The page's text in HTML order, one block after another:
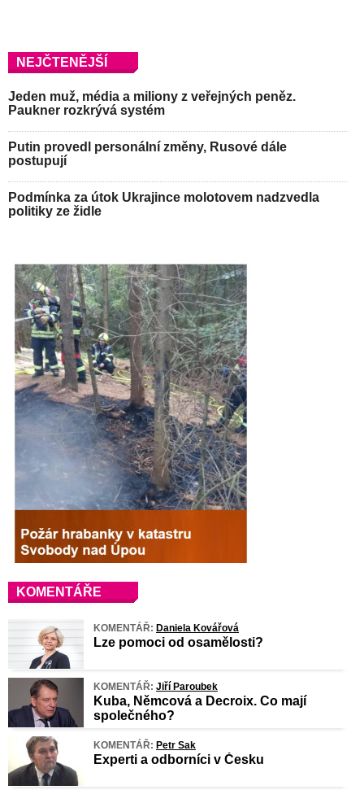
NEJČTENĚJŠÍ
Jeden muž, média a miliony z veřejných peněz.
Paukner rozkrývá systém
Putin provedl personální změny, Rusové dále
postupují
Podmínka za útok Ukrajince molotovem nadzvedla
politiky ze židle
KOMENTÁŘE
KOMENTÁŘ: Daniela Kovářová
Lze pomoci od osamělosti?
KOMENTÁŘ: Jiří Paroubek
Kuba, Němcová a Decroix. Co mají
společného?
KOMENTÁŘ: Petr Sak
Experti a odborníci v Česku